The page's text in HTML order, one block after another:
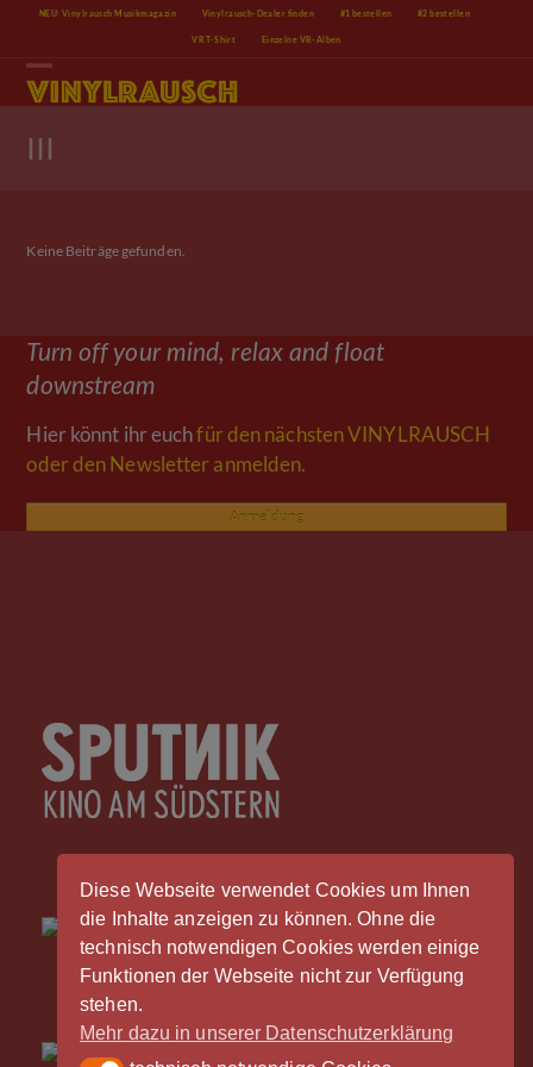
Diese Webseite verwendet Cookies um Ihnen
die Inhalte anzeigen zu können. Ohne die
technisch notwendigen Cookies werden einige
Funktionen der Webseite nicht zur Verfügung
stehen.
Mehr dazu in unserer Datenschutzerklärung
content
NEU: Vinylrausch Musikmagazin Vinylrausch-Dealer finden #1 bestellen #2 bestellen
VR T-Shirt Einzelne VR-Alben
Open
mobile
menu
Close
mobile
menu
III
Keine Beiträge gefunden.
Turn off your mind, relax and float
downstream
Hier könnt ihr euchfür den nächsten VINYLRAUSCH
oder den Newsletter anmelden.
Anmeldung